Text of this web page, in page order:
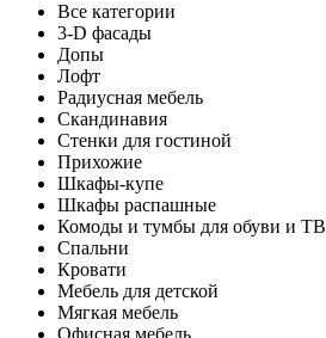
Все категории
3-D фасады
Допы
Лофт
Радиусная мебель
Скандинавия
Стенки для гостиной
Прихожие
Шкафы-купе
Шкафы распашные
Комоды и тумбы для обуви и ТВ
Спальни
Кровати
Мебель для детской
Мягкая мебель
Офисная мебель